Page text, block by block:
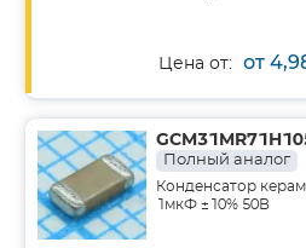
Цена от: от
Полный аналог
Конденсатор
1мкФ ±10% 50В